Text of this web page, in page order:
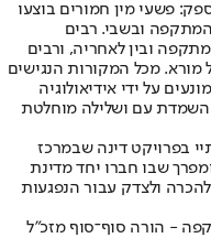
פשעי מין חמורים בוצעו
ובשבי. רבים
ובין לאחריה, ורבים
מורא. מכל המקורות הנגישים
על ידי אידיאולוגיה
השמדת עם ושלילה מוחלטת
בפרויקט דינה שבמרכז
שבו חברו יחד מדינת
ולצדק עבור הנפגעות
המתקפה - הורה סוף־סוף מזכ"ל